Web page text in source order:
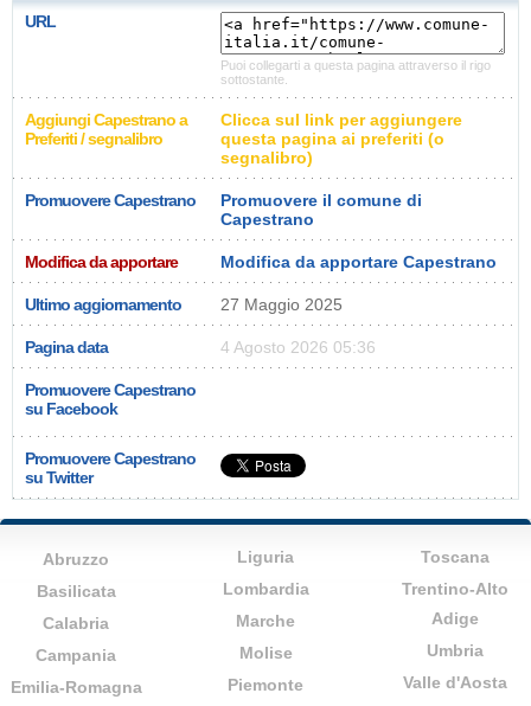
URL
Puoi collegarti a questa pagina attraverso il rigo
sottostante.
Aggiungi Capestrano a
Preferiti / segnalibro
Clicca sul link per aggiungere
questa pagina ai preferiti (o
segnalibro)
Promuovere Capestrano
Promuovere il comune di
Capestrano
Modifica da apportare Modifica da apportare Capestrano
Ultimo aggiornamento 27 Maggio 2025
Pagina data 4 Agosto 2026 05:36
Promuovere Capestrano
su Facebook
Promuovere Capestrano
su Twitter
Abruzzo
Basilicata
Calabria
Campania
Emilia-Romagna
Liguria
Lombardia
Marche
Molise
Piemonte
Toscana
Trentino-Alto
Adige
Umbria
Valle d'Aosta